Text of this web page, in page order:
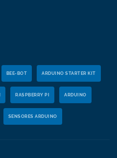
BEE-BOT ARDUINO STARTER KIT
RASPBERRY PI ARDUINO
SENSORES ARDUINO